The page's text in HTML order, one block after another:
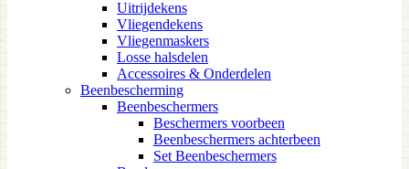
Uitrijdekens
Vliegendekens
Vliegenmaskers
Losse halsdelen
Accessoires & Onderdelen
Beenbescherming
Beenbeschermers
Beschermers voorbeen
Beenbeschermers achterbeen
Set Beenbeschermers